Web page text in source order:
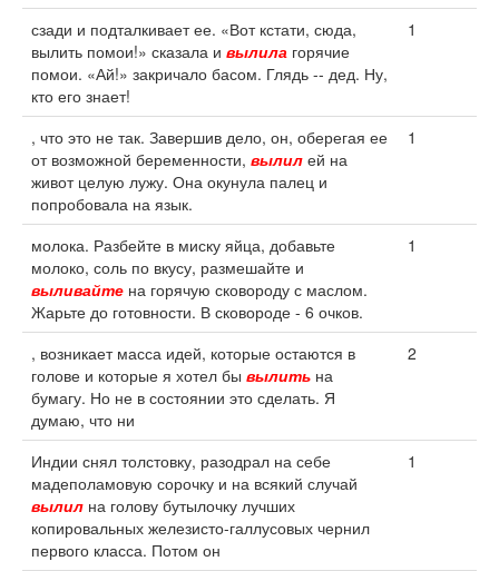
сзади и подталкивает ее. «Вот кстати, сюда,
вылить помои!» сказала и вылила горячие
помои. «Ай!» закричало басом. Глядь -- дед. Ну,
кто его знает!
1
, что это не так. Завершив дело, он, оберегая ее
от возможной беременности, вылил ей на
живот целую лужу. Она окунула палец и
попробовала на язык.
1
молока. Разбейте в миску яйца, добавьте
молоко, соль по вкусу, размешайте и
выливайте на горячую сковороду с маслом.
Жарьте до готовности. В сковороде - 6 очков.
1
, возникает масса идей, которые остаются в
голове и которые я хотел бы вылить на
бумагу. Но не в состоянии это сделать. Я
думаю, что ни
2
Индии снял толстовку, разодрал на себе
мадеполамовую сорочку и на всякий случай
вылил на голову бутылочку лучших
копировальных железисто-галлусовых чернил
первого класса. Потом он
1